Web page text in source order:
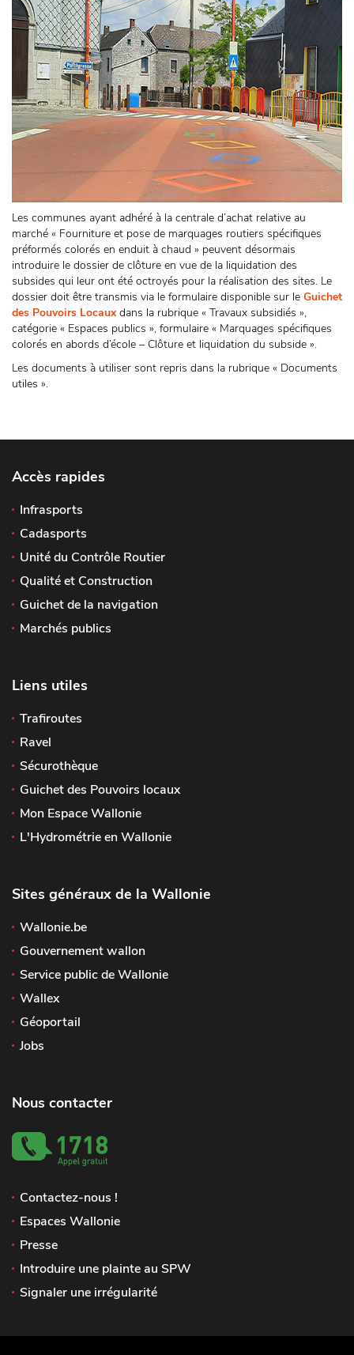
Les communes ayant adhéré à la centrale d’achat relative au
marché « Fourniture et pose de marquages routiers spécifiques
préformés colorés en enduit à chaud » peuvent désormais
introduire le dossier de clôture en vue de la liquidation des
subsides qui leur ont été octroyés pour la réalisation des sites. Le
dossier doit être transmis via le formulaire disponible sur le Guichet
des Pouvoirs Locauxdans la rubrique « Travaux subsidiés »,
catégorie « Espaces publics », formulaire « Marquages spécifiques
colorés en abords d’école – Clôture et liquidation du subside ».
Les documents à utiliser sont repris dans la rubrique « Documents
utiles ».
Accès rapides
Infrasports
Cadasports
Unité du Contrôle Routier
Qualité et Construction
Guichet de la navigation
Marchés publics
Liens utiles
Trafiroutes
Ravel
Sécurothèque
Guichet des Pouvoirs locaux
Mon Espace Wallonie
L'Hydrométrie en Wallonie
Sites généraux de la Wallonie
Wallonie.be
Gouvernement wallon
Service public de Wallonie
Wallex
Géoportail
Jobs
Nous contacter
Contactez-nous !
Espaces Wallonie
Presse
Introduire une plainte au SPW
Signaler une irrégularité